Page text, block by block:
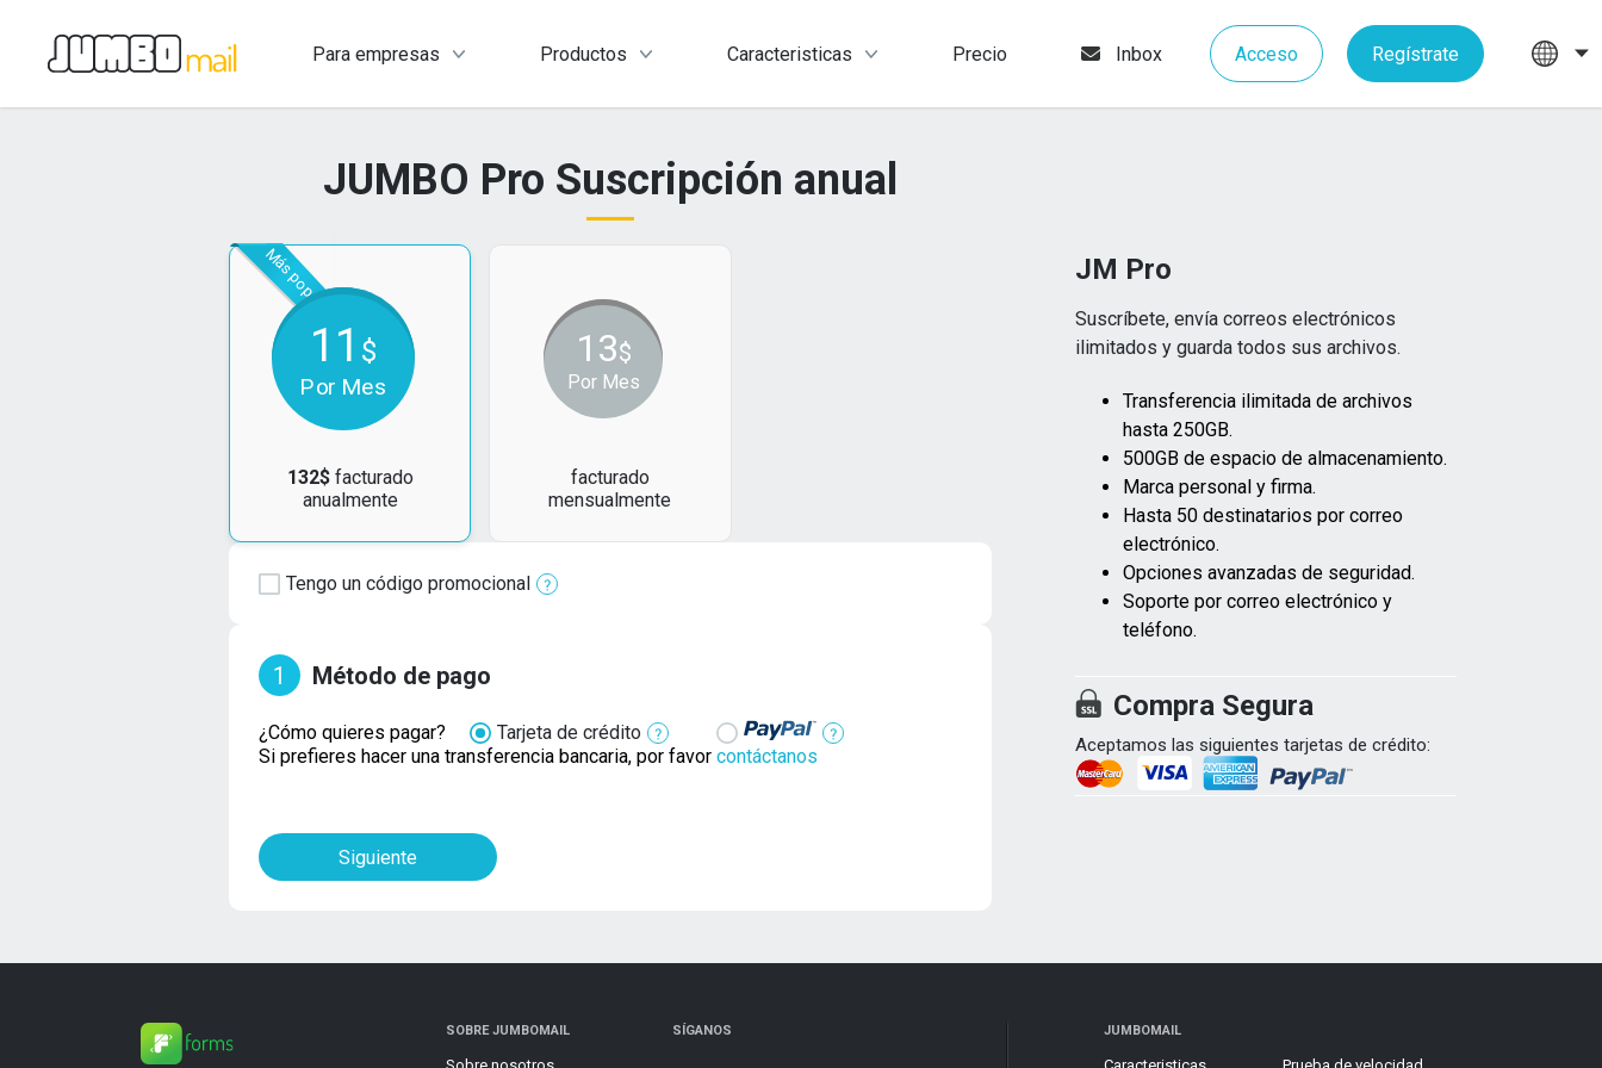
Para empresas Productos Caracteristicas Precio Inbox Acceso Regístrate
JUMBO Pro Suscripción anual
Más popular
11 $
Por Mes
132$ facturado
anualmente
13$
Por Mes
facturado
mensualmente
Tengo un código promocional
1 Método de pago
¿Cómo quieres pagar?
Tarjeta de crédito
Si prefieres hacer una transferencia bancaria, por favor contáctanos
Siguiente
JM Pro
Suscríbete, envía correos electrónicos
ilimitados y guarda todos sus archivos.
Transferencia ilimitada de archivos
hasta 250GB.
500GB de espacio de almacenamiento.
Marca personal y firma.
Hasta 50 destinatarios por correo
electrónico.
Opciones avanzadas de seguridad.
Soporte por correo electrónico y
teléfono.
Compra Segura
Aceptamos las siguientes tarjetas de crédito:
SOBRE JUMBOMAIL SÍGANOS JUMBOMAIL